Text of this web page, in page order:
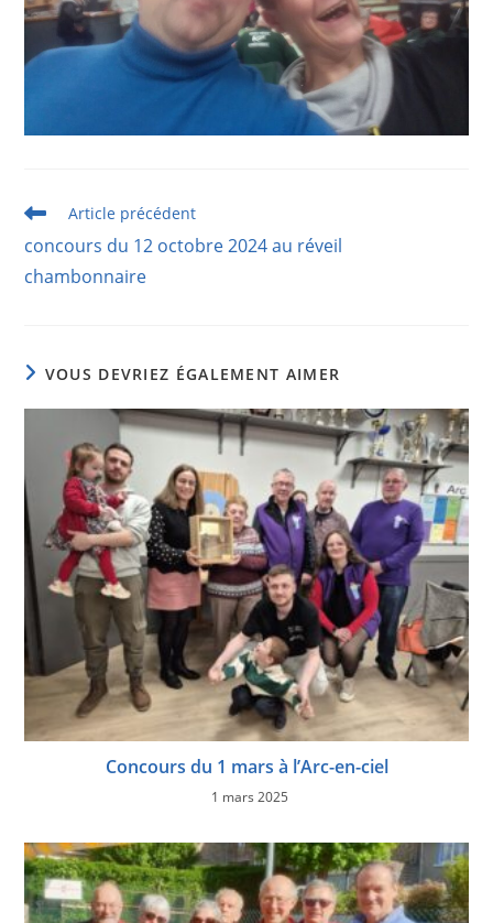
Read
articles
Article précédent
concours du 12 octobre 2024 au réveil
chambonnaire
VOUS DEVRIEZ ÉGALEMENT AIMER
Concours du 1 mars à l’Arc-en-ciel
1 mars 2025